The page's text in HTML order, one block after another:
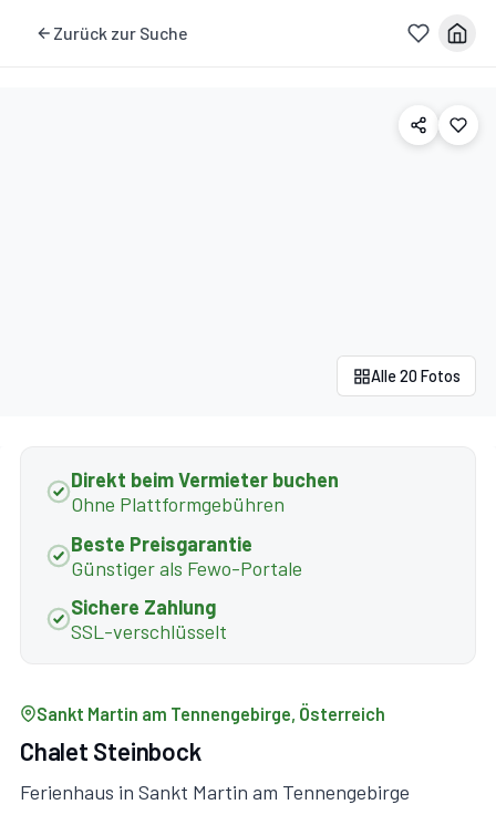
Zurück zur Suche
Alle 20 Fotos
Direkt beim Vermieter buchen
Ohne Plattformgebühren
Beste Preisgarantie
Günstiger als Fewo-Portale
Sichere Zahlung
SSL-verschlüsselt
Sankt Martin am Tennengebirge, Österreich
Chalet Steinbock
Ferienhaus in Sankt Martin am Tennengebirge